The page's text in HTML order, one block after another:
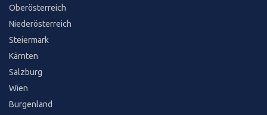
Oberösterreich
Niederösterreich
Steiermark
Kärnten
Salzburg
Wien
Burgenland